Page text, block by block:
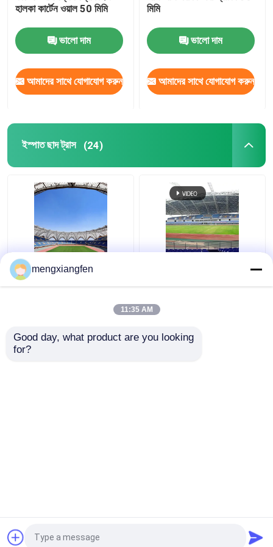
স্টেডিয়াম ইস্পাত কাঠামো
গুদাম ছাদ গঠন
হালকা কার্টেন ওয়াল 50 মিমি
ভালো দাম
আমাদের সাথে যোগাযোগ করুন
মিমি
ভালো দাম
আমাদের সাথে যোগাযোগ করুন
ইস্পাত ছাদ ট্রাস (24)
Q235 বাঁকা ইস্পাত ছাদ ট্রাস
ঢেউতোলা ধাতু ছাদ trusses
Herbert (Suzhou) International Trade Co., Ltd. All
mengxiangfen
11:35 AM
Good day, what product are you looking
for?